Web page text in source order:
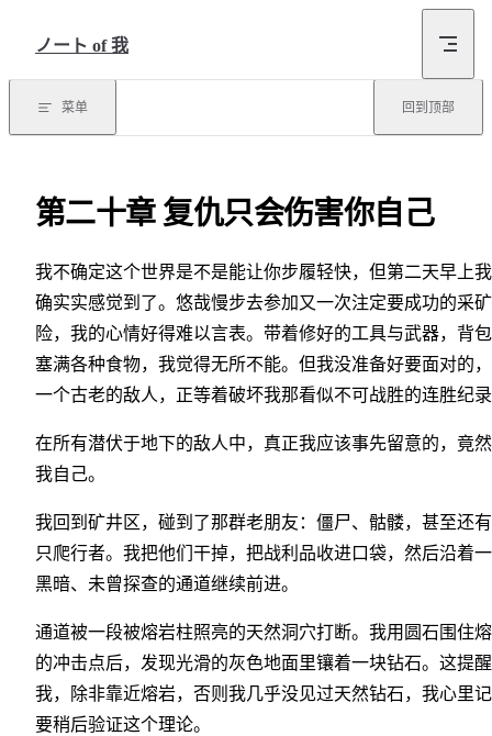
ノート of 我
菜单 回到顶部
第二十章 复仇只会伤害你自己
我不确定这个世界是不是能让你步履轻快，但第二天早上
确实实感觉到了。悠哉慢步去参加又一次注定要成功的采
险，我的心情好得难以言表。带着修好的工具与武器，背
塞满各种食物，我觉得无所不能。但我没准备好要面对的
一个古老的敌人，正等着破坏我那看似不可战胜的连胜纪
在所有潜伏于地下的敌人中，真正我应该事先留意的，竟
我自己。
我回到矿井区，碰到了那群老朋友：僵尸、骷髅，甚至还
只爬行者。我把他们干掉，把战利品收进口袋，然后沿着
黑暗、未曾探查的通道继续前进。
通道被一段被熔岩柱照亮的天然洞穴打断。我用圆石围住
的冲击点后，发现光滑的灰色地面里镶着一块钻石。这提醒
我，除非靠近熔岩，否则我几乎没见过天然钻石，我心里
要稍后验证这个理论。